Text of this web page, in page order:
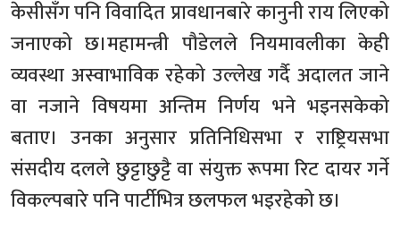
केसीसँग पनि विवादित प्रावधानबारे कानुनी राय लिएको
जनाएको छ।महामन्त्री पौडेलले नियमावलीका केही
व्यवस्था अस्वाभाविक रहेको उल्लेख गर्दै अदालत जाने
वा नजाने विषयमा अन्तिम निर्णय भने भइनसकेको
बताए। उनका अनुसार प्रतिनिधिसभा र राष्ट्रियसभा
संसदीय दलले छुट्टाछुट्टै वा संयुक्त रूपमा रिट दायर गर्ने
विकल्पबारे पनि पार्टीभित्र छलफल भइरहेको छ।